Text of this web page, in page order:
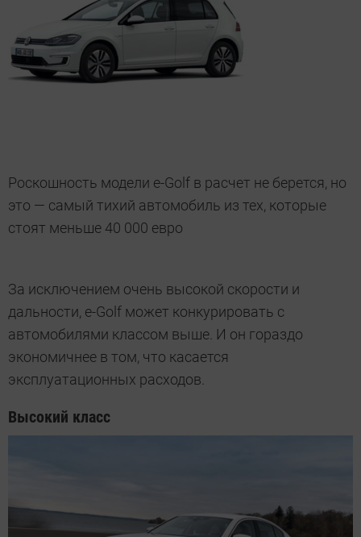
Роскошность модели e-Golf в расчет не берется, но
это — самый тихий автомобиль из тех, которые
стоят меньше 40 000 евро
За исключением очень высокой скорости и
дальности, е-Golf может конкурировать с
автомобилями классом выше. И он гораздо
экономичнее в том, что касается
эксплуатационных расходов.
Высокий класс